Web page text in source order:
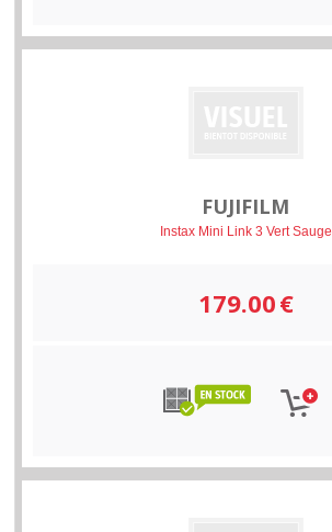
FUJIFILM
Instax Mini Link 3 Vert Sauge
179.00€